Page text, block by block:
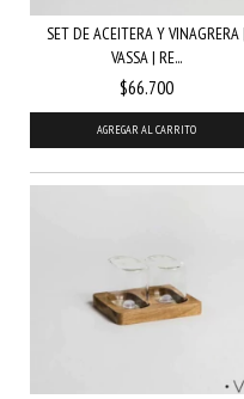
SET DE ACEITERA Y VINAGRERA |
VASSA | RE...
$66.700